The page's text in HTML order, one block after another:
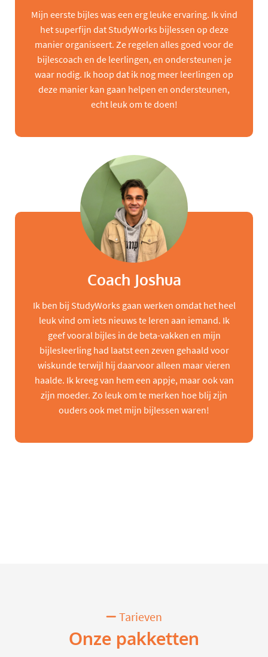
Mijn eerste bijles was een erg leuke ervaring. Ik vind
het superfijn dat StudyWorks bijlessen op deze
manier organiseert. Ze regelen alles goed voor de
bijlescoach en de leerlingen, en ondersteunen je
waar nodig. Ik hoop dat ik nog meer leerlingen op
deze manier kan gaan helpen en ondersteunen,
echt leuk om te doen!
Coach Joshua
Ik ben bij StudyWorks gaan werken omdat het heel
leuk vind om iets nieuws te leren aan iemand. Ik
geef vooral bijles in de beta-vakken en mijn
bijlesleerling had laatst een zeven gehaald voor
wiskunde terwijl hij daarvoor alleen maar vieren
haalde. Ik kreeg van hem een appje, maar ook van
zijn moeder. Zo leuk om te merken hoe blij zijn
ouders ook met mijn bijlessen waren!
Tarieven
Onze pakketten